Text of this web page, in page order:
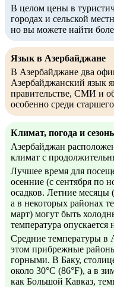
В целом цены в
городах и сельской
но вы можете найти
Язык в Азербайджане
В Азербайджане два
Азербайджанский язык
правительстве, СМИ и
особенно среди
Климат, погода и
Азербайджан
климат с
Лучшее время для
осенние (с сентября по
осадков. Летние
а в некоторых районах
март) могут быть
температура опускается
Средние температуры в
этом прибрежные
горными. В Баку,
около 30°C (86°F), а в
как Большой Кавказ,